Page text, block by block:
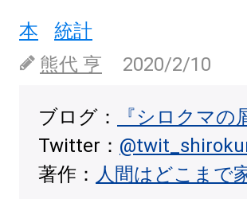
本
統計
熊代 亨
2020/2/10
ブログ：
『シロクマの
Twitter：
著作： 人間はどこまで